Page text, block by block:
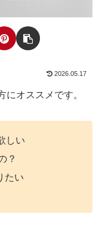
2026.05.17
にオススメです。
しい
？
たい